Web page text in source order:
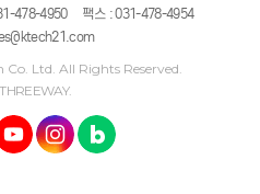
478-4950
팩스 : 031-478-4954
Ltd. All Rights Reserved.